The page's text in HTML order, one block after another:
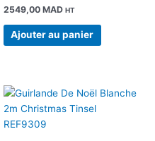
2549,00 MAD HT
Ajouter au panier